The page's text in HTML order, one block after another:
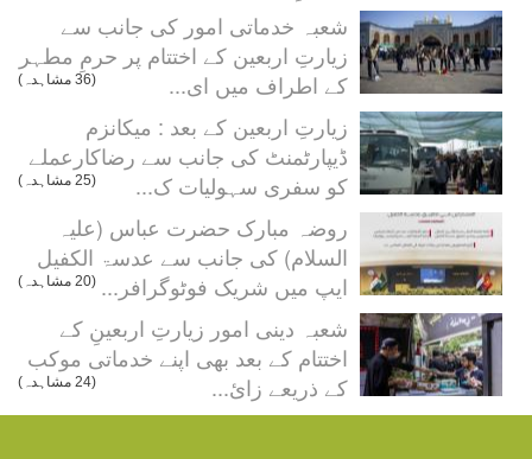
شعبہ خدماتی امور کی جانب سے
زیارتِ اربعین کے اختتام پر حرمِ مطہر
کے اطراف میں ای...
(36 مشاہدہ)
زیارتِ اربعین کے بعد : میکانزم
ڈیپارٹمنٹ کی جانب سے رضاکارعملے
کو سفری سہولیات ک...
(25 مشاہدہ)
روضہ مبارک حضرت عباس (علیہ
السلام) کی جانب سے عدسۃ الکفیل
ایپ میں شریک فوٹوگرافر... (20 مشاہدہ)
شعبہ دینی امور زیارتِ اربعینِ کے
اختتام کے بعد بھی اپنے خدماتی موکب
کے ذریعے زائ...
(24 مشاہدہ)